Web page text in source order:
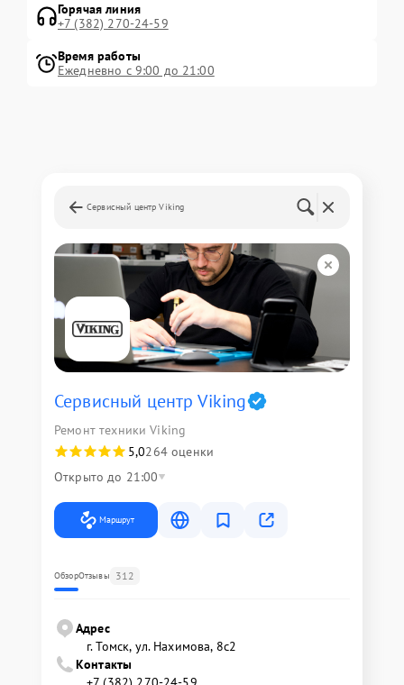
Горячая линия
+7 (382) 270-24-59
Время работы
Ежедневно с 9:00 до 21:00
Сервисный центр Viking
Сервисный центр Viking
Ремонт техники Viking
5,0264 оценки
Открыто до 21:00
Маршрут
ОбзорОтзывы 312
Адрес
г. Томск, ул. Нахимова, 8с2
Контакты